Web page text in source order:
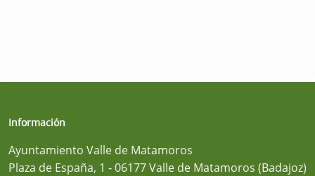
Información
Ayuntamiento Valle de Matamoros
Plaza de España, 1 - 06177 Valle de Matamoros (Badajoz)